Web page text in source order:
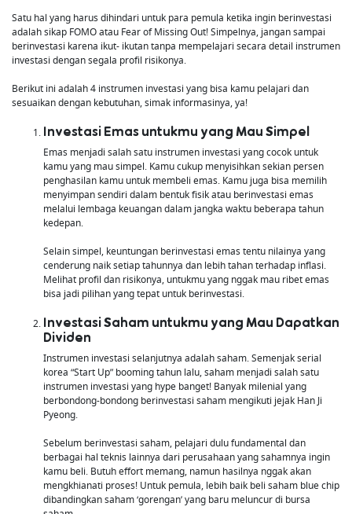
Satu hal yang harus dihindari untuk para pemula ketika ingin berinvestasi
adalah sikap FOMO atau Fear of Missing Out! Simpelnya, jangan sampai
berinvestasi karena ikut- ikutan tanpa mempelajari secara detail instrumen
investasi dengan segala profil risikonya.
Berikut ini adalah 4 instrumen investasi yang bisa kamu pelajari dan
sesuaikan dengan kebutuhan, simak informasinya, ya!
Investasi Emas untukmu yang Mau Simpel
Emas menjadi salah satu instrumen investasi yang cocok untuk
kamu yang mau simpel. Kamu cukup menyisihkan sekian persen
penghasilan kamu untuk membeli emas. Kamu juga bisa memilih
menyimpan sendiri dalam bentuk fisik atau berinvestasi emas
melalui lembaga keuangan dalam jangka waktu beberapa tahun
kedepan.
Selain simpel, keuntungan berinvestasi emas tentu nilainya yang
cenderung naik setiap tahunnya dan lebih tahan terhadap inflasi.
Melihat profil dan risikonya, untukmu yang nggak mau ribet emas
bisa jadi pilihan yang tepat untuk berinvestasi.
Investasi Saham untukmu yang Mau Dapatkan
Dividen
Instrumen investasi selanjutnya adalah saham. Semenjak serial
korea “Start Up” booming tahun lalu, saham menjadi salah satu
instrumen investasi yang hype banget! Banyak milenial yang
berbondong-bondong berinvestasi saham mengikuti jejak Han Ji
Pyeong.
Sebelum berinvestasi saham, pelajari dulu fundamental dan
berbagai hal teknis lainnya dari perusahaan yang sahamnya ingin
kamu beli. Butuh effort memang, namun hasilnya nggak akan
mengkhianati proses! Untuk pemula, lebih baik beli saham blue chip
dibandingkan saham ‘gorengan’ yang baru meluncur di bursa